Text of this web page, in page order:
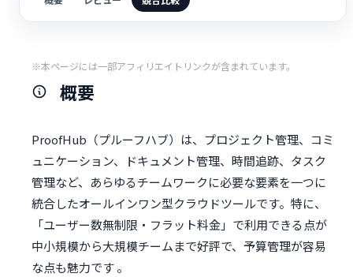
※本ページには一部アフィリエイトリンクが含まれています。
概要
ProofHub（プルーフハブ）は、プロジェクト管理、コミ
ュニケーション、ドキュメント管理、時間追跡、タスク
管理など、あらゆるチームワークに必要な要素を一つに
統合したオールインワン型クラウドツールです。特に、
「ユーザー数無制限・フラット料金」で利用できる点が
中小規模から大規模チームまで好評で、予算管理が容易
な点も魅力です 。